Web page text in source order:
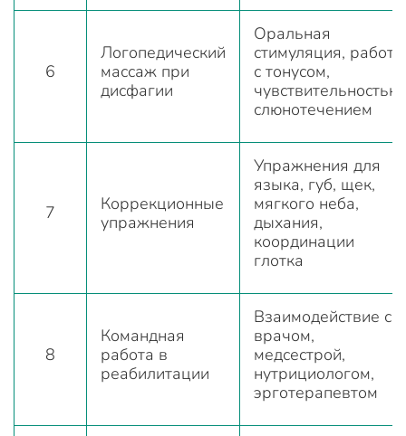
6
Логопедический
массаж при
дисфагии
Оральная
стимуляция, работа
с тонусом,
чувствительностью,
слюнотечением
7
Коррекционные
упражнения
Упражнения для
языка, губ, щек,
мягкого неба,
дыхания,
координации
глотка
8
Командная
работа в
реабилитации
Взаимодействие с
врачом,
медсестрой,
нутрициологом,
эрготерапевтом